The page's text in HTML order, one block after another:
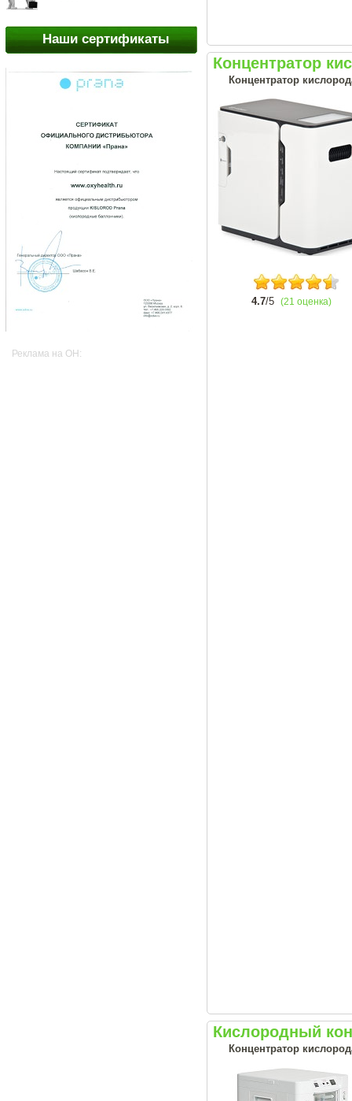
Наши сертификаты
Реклама на OH:
Концентратор
Концентратор
4.7/5 (21 оценка)
Кислородный
Концентратор